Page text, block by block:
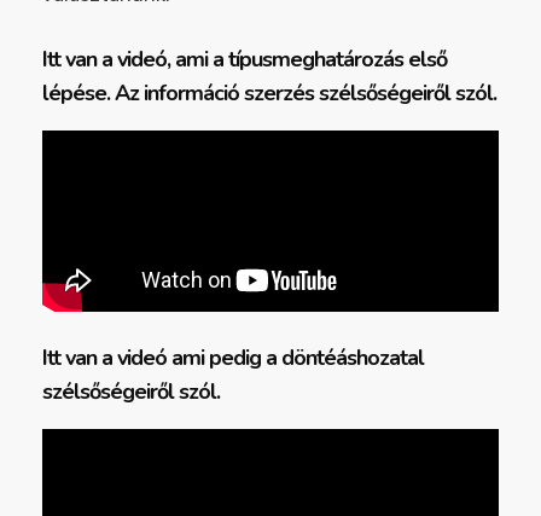
Itt van a videó, ami a típusmeghatározás első
lépése. Az információ szerzés szélsőségeiről szól.
Itt van a videó ami pedig a döntéáshozatal
szélsőségeiről szól.